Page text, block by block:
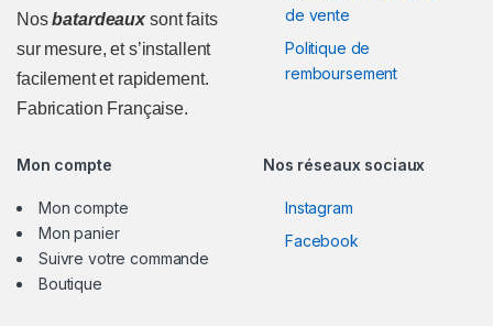
Nosbatardeaux sont faits
sur mesure, et s’installent
facilement et rapidement.
Fabrication Française.
de vente
Politique de
remboursement
Mon compte
Mon compte
Mon panier
Suivre votre commande
Boutique
Nos réseaux sociaux
Instagram
Facebook